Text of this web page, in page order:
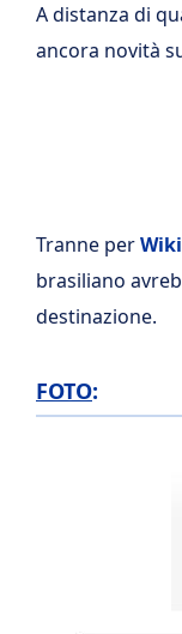
A distanza di
ancora novità
Tranne per
brasiliano
destinazione.
FOTO: